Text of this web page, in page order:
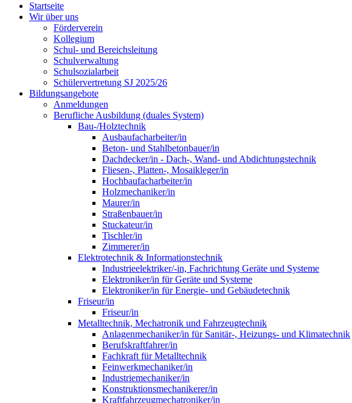
Startseite
Wir über uns
Förderverein
Kollegium
Schul- und Bereichsleitung
Schulverwaltung
Schulsozialarbeit
Schülervertretung SJ 2025/26
Bildungsangebote
Anmeldungen
Berufliche Ausbildung (duales System)
Bau-/Holztechnik
Ausbaufacharbeiter/in
Beton- und Stahlbetonbauer/in
Dachdecker/in - Dach-, Wand- und Abdichtungstechnik
Fliesen-, Platten-, Mosaikleger/in
Hochbaufacharbeiter/in
Holzmechaniker/in
Maurer/in
Straßenbauer/in
Stuckateur/in
Tischler/in
Zimmerer/in
Elektrotechnik & Informationstechnik
Industrieelektriker/-in, Fachrichtung Geräte und Systeme
Elektroniker/in für Geräte und Systeme
Elektroniker/in für Energie- und Gebäudetechnik
Friseur/in
Friseur/in
Metalltechnik, Mechatronik und Fahrzeugtechnik
Anlagenmechaniker/in für Sanitär-, Heizungs- und Klimatechnik
Berufskraftfahrer/in
Fachkraft für Metalltechnik
Feinwerkmechaniker/in
Industriemechaniker/in
Konstruktionsmechanikerer/in
Kraftfahrzeugmechatroniker/in